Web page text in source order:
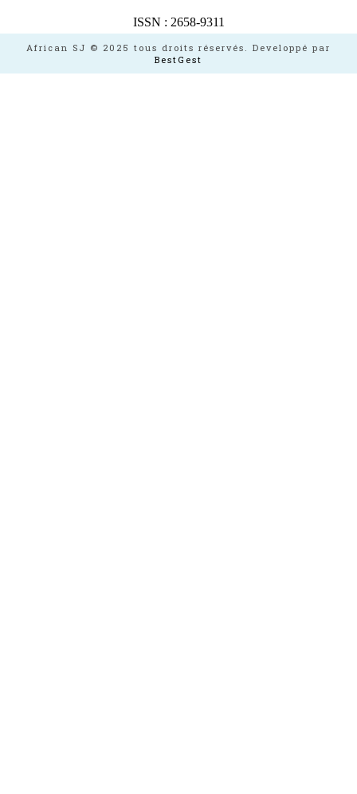
ISSN : 2658-9311
African SJ © 2025 tous droits réservés. Developpé par
BestGest